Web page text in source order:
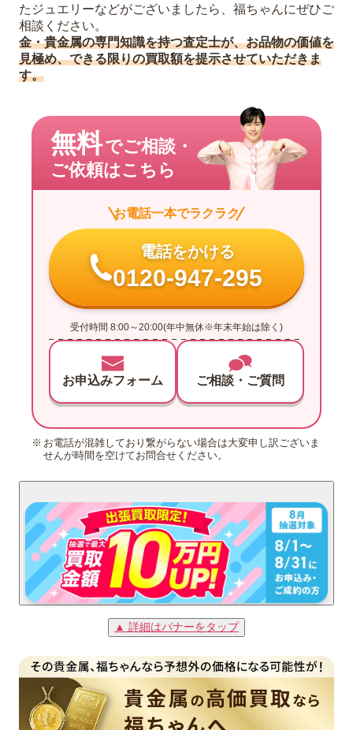
たジュエリーなどがございましたら、福ちゃんにぜひご
相談ください。
金・貴金属の専門知識を持つ査定士が、お品物の価値を
見極め、できる限りの買取額を提示させていただきま
す。
無料でご相談・
ご依頼はこちら
お電話一本でラクラク
電話をかける
0120-947-295
受付時間 8:00～20:00(年中無休※年末年始は除く)
お申込みフォーム ご相談・ご質問
お電話が混雑しており繋がらない場合は大変申し訳ございま
せんが時間を空けてお問合せください。
▲ 詳細はバナーをタップ